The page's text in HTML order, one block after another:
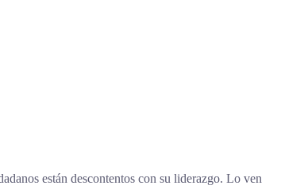
están descontentos con su liderazgo. Lo ven